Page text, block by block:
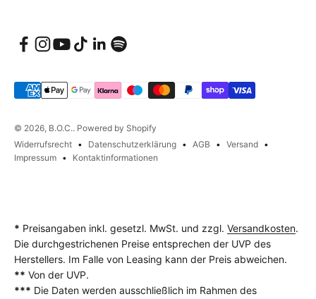
© 2026, B.O.C.. Powered by Shopify
Widerrufsrecht
Datenschutzerklärung AGB
Versand
Impressum
Kontaktinformationen
* Preisangaben inkl. gesetzl. MwSt. und zzgl. Versandkosten.
Die durchgestrichenen Preise entsprechen der UVP des
Herstellers. Im Falle von Leasing kann der Preis abweichen.
** Von der UVP.
*** Die Daten werden ausschließlich im Rahmen des